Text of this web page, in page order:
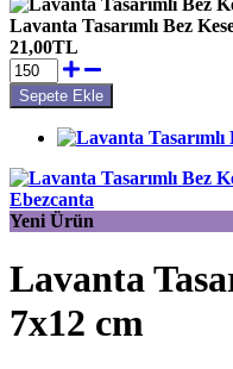
Lavanta Tasarımlı Bez
21,00TL
Ebezcanta
Yeni Ürün
Lavanta
7x12 cm